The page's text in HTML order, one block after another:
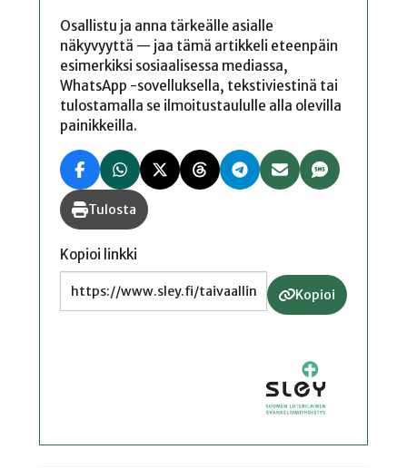
Osallistu ja anna tärkeälle asialle
näkyvyyttä — jaa tämä artikkeli eteenpäin
esimerkiksi sosiaalisessa mediassa,
WhatsApp -sovelluksella, tekstiviestinä tai
tulostamalla se ilmoitustaululle alla olevilla
painikkeilla.
Tulosta
Kopioi linkki
Kopioi